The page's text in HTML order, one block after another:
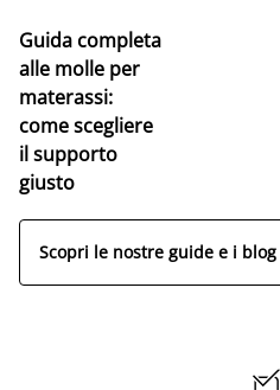
Guida completa
alle molle per
materassi:
come scegliere
il supporto
giusto
Scopri le nostre guide e i blog
